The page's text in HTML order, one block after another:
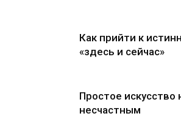
Как прийти к
«здесь и сейчас»
Простое искусство
несчастным